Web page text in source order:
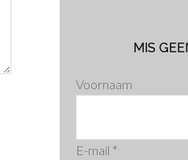
MIS
Voornaam
E-mail *